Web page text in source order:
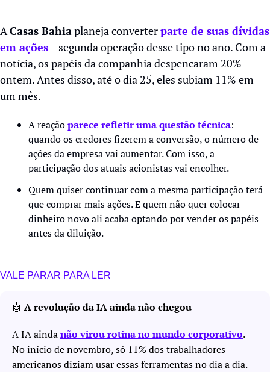
A Casas Bahia planeja converter parte de suas dívidas
em ações – segunda operação desse tipo no ano. Com a
notícia, os papéis da companhia despencaram 20%
ontem. Antes disso, até o dia 25, eles subiam 11% em
um mês.
A reação parece refletir uma questão técnica:
quando os credores fizerem a conversão, o número de
ações da empresa vai aumentar. Com isso, a
participação dos atuais acionistas vai encolher.
Quem quiser continuar com a mesma participação terá
que comprar mais ações. E quem não quer colocar
dinheiro novo ali acaba optando por vender os papéis
antes da diluição.
VALE PARAR PARA LER
🤖 A revolução da IA ainda não chegou
A IA ainda não virou rotina no mundo corporativo.
No início de novembro, só 11% dos trabalhadores
americanos diziam usar essas ferramentas no dia a dia.